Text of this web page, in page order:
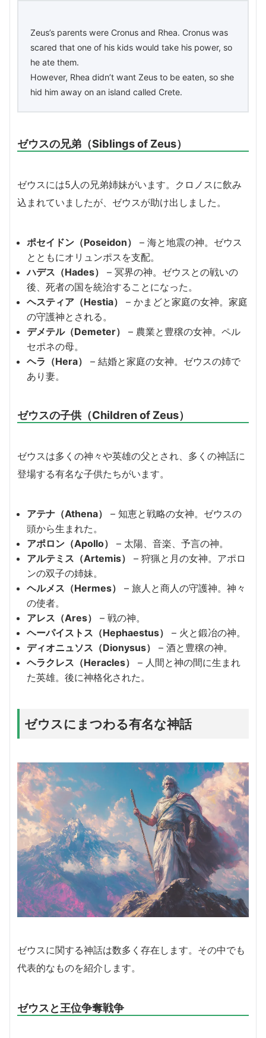
Zeus’s parents were Cronus and Rhea. Cronus was
scared that one of his kids would take his power, so
he ate them.
However, Rhea didn’t want Zeus to be eaten, so she
hid him away on an island called Crete.
ゼウスの兄弟（Siblings of Zeus）
ゼウスには5人の兄弟姉妹がいます。クロノスに飲み
込まれていましたが、ゼウスが助け出しました。
ポセイドン（Poseidon）
– 海と地震の神。ゼウス
とともにオリュンポスを支配。
ハデス（Hades）
– 冥界の神。ゼウスとの戦いの
後、死者の国を統治することになった。
ヘスティア（Hestia）
– かまどと家庭の女神。家庭
の守護神とされる。
デメテル（Demeter）
– 農業と豊穣の女神。ペル
セポネの母。
ヘラ（Hera）
– 結婚と家庭の女神。ゼウスの姉で
あり妻。
ゼウスの子供（Children of Zeus）
ゼウスは多くの神々や英雄の父とされ、多くの神話に
登場する有名な子供たちがいます。
アテナ（Athena）
– 知恵と戦略の女神。ゼウスの
頭から生まれた。
アポロン（Apollo）
– 太陽、音楽、予言の神。
アルテミス（Artemis）
– 狩猟と月の女神。アポロ
ンの双子の姉妹。
ヘルメス（Hermes）
– 旅人と商人の守護神。神々
の使者。
アレス（Ares）
– 戦の神。
ヘーパイストス（Hephaestus）
– 火と鍛冶の神。
ディオニュソス（Dionysus）
– 酒と豊穣の神。
ヘラクレス（Heracles）
– 人間と神の間に生まれ
た英雄。後に神格化された。
ゼウスにまつわる有名な神話
ゼウスに関する神話は数多く存在します。その中でも
代表的なものを紹介します。
ゼウスと王位争奪戦争